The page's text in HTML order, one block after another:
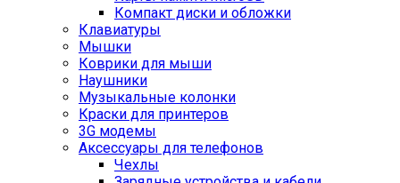
Компакт диски и обложки
Клавиатуры
Мышки
Коврики для мыши
Наушники
Музыкальные колонки
Краски для принтеров
3G модемы
Аксессуары для телефонов
Чехлы